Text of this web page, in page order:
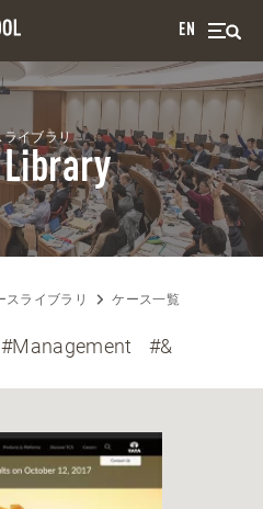
EN
ライブラリ
Library
スライブラリ ケース一覧
#Management #&